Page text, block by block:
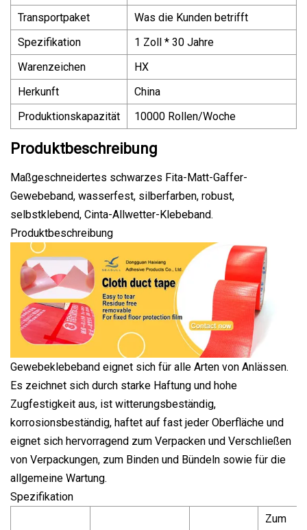
Transportpaket
Was die Kunden betrifft
Spezifikation
1 Zoll * 30 Jahre
Warenzeichen
HX
Herkunft
China
Produktionskapazität
10000 Rollen/Woche
Produktbeschreibung
Maßgeschneidertes schwarzes Fita-Matt-Gaffer-
Gewebeband, wasserfest, silberfarben, robust,
selbstklebend, Cinta-Allwetter-Klebeband.
Produktbeschreibung
Gewebeklebeband eignet sich für alle Arten von Anlässen.
Es zeichnet sich durch starke Haftung und hohe
Zugfestigkeit aus, ist witterungsbeständig,
korrosionsbeständig, haftet auf fast jeder Oberfläche und
eignet sich hervorragend zum Verpacken und Verschließen
von Verpackungen, zum Binden und Bündeln sowie für die
allgemeine Wartung.
Spezifikation
Zum